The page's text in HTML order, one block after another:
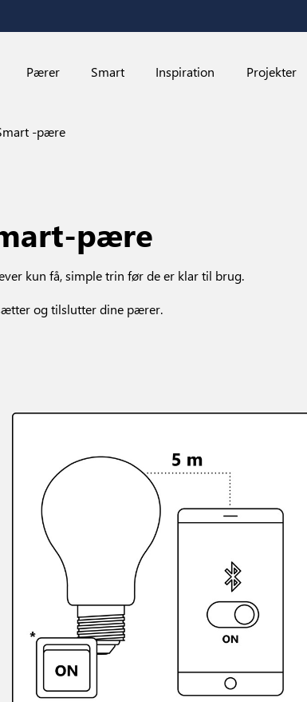
Pærer Smart Inspiration Projekter
-pære
pære
kun få, simple trin før de er klar til brug.
og tilslutter dine pærer.